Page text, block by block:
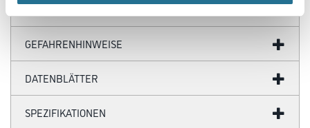
GEFAHRENHINWEISE
DATENBLÄTTER
SPEZIFIKATIONEN